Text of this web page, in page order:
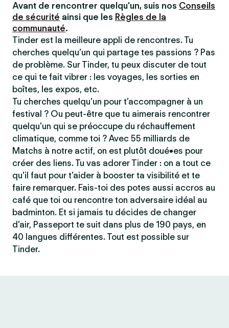
Avant de rencontrer quelqu’un, suis nos Conseils
de sécurité ainsi que les Règles de la
communauté.
Tinder est la meilleure appli de rencontres. Tu
cherches quelqu’un qui partage tes passions ? Pas
de problème. Sur Tinder, tu peux discuter de tout
ce qui te fait vibrer : les voyages, les sorties en
boîtes, les expos, etc.
Tu cherches quelqu’un pour t’accompagner à un
festival ? Ou peut-être que tu aimerais rencontrer
quelqu’un qui se préoccupe du réchauffement
climatique, comme toi ? Avec 55 milliards de
Matchs à notre actif, on est plutôt doué•es pour
créer des liens. Tu vas adorer Tinder : on a tout ce
qu’il faut pour t’aider à booster ta visibilité et te
faire remarquer. Fais-toi des potes aussi accros au
café que toi ou rencontre ton adversaire idéal au
badminton. Et si jamais tu décides de changer
d’air, Passeport te suit dans plus de 190 pays, en
40 langues différentes. Tout est possible sur
Tinder.